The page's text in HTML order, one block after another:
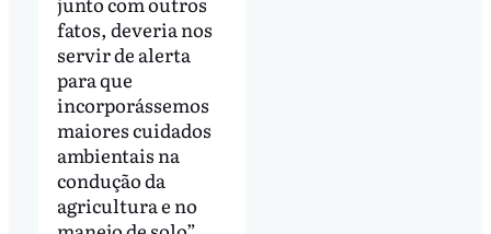
fatos, deveria nos
servir de alerta
para que
incorporássemos
maiores cuidados
ambientais na
condução da
agricultura e no